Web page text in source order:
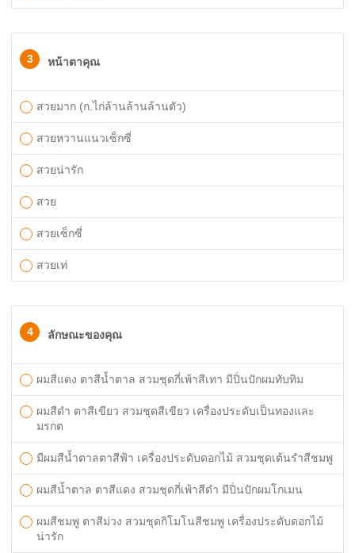
3 หน้าตาคุณ
สวยมาก (ก.ไก่ล้านล้านล้านตัว)
สวยหวานแนวเซ็กซี่
สวยน่ารัก
สวย
สวยเซ็กซี่
สวยเท่
4 ลักษณะของคุณ
ผมสีแดง ตาสีน้ำตาล สวมชุดกี่เพ้าสีเทา มีปิ่นปักผมทับทิม
ผมสีดำ ตาสีเขียว สวมชุดสีเขียว เครื่องประดับเป็นทองและ
มรกต
มีผมสีน้ำตาลตาสีฟ้า เครื่องประดับดอกไม้ สวมชุดเต้นรำสีชมพู
ผมสีน้ำตาล ตาสีแดง สวมชุดกี่เพ้าสีดำ มีปิ่นปักผมโกเมน
ผมสีชมพู ตาสีม่วง สวมชุดกิโมโนสีชมพู เครื่องประดับดอกไม้
น่ารัก